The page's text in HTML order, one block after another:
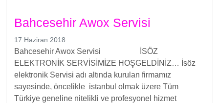
Bahcesehir Awox Servisi
17 Haziran 2018
Bahcesehir Awox Servisi İSÖZ
ELEKTRONİK SERVİSİMİZE HOŞGELDİNİZ… İsöz
elektronik Servisi adı altında kurulan firmamız
sayesinde, öncelikle istanbul olmak üzere Tüm
Türkiye geneline nitelikli ve profesyonel hizmet